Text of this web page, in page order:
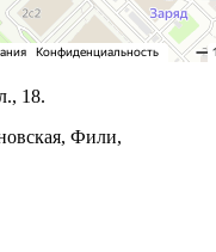
18.
Фили,